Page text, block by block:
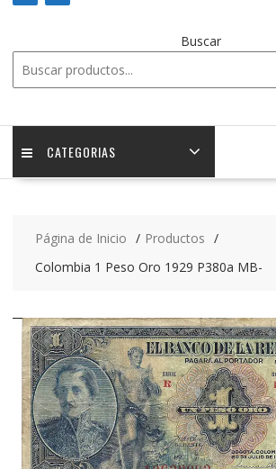
Buscar
CATEGORIAS
Página de Inicio
Productos
Colombia 1 Peso Oro 1929 P380a MB-